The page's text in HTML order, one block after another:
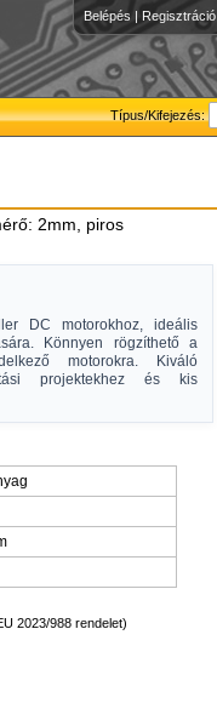
Belépés | Regisztráció
Típus/Kifejezés:
2mm, piros
DC motorokhoz, ideális
Könnyen rögzíthető a
motorokra. Kiváló
projektekhez és kis
2023/988 rendelet)